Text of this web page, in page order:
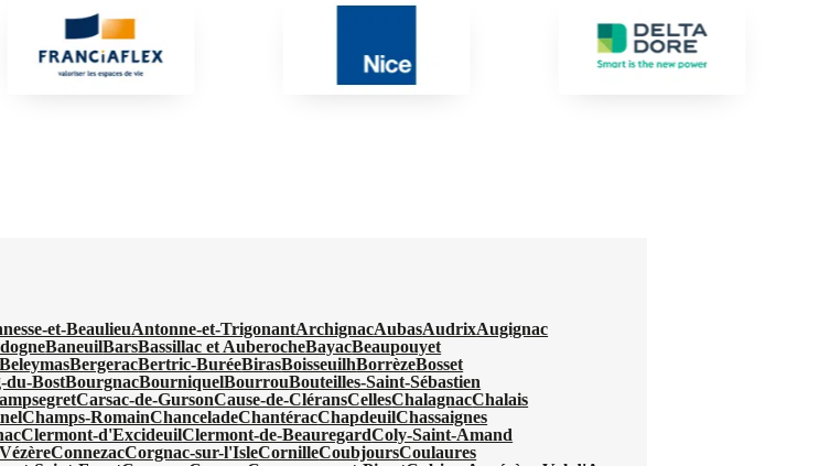
et-BeaulieuAntonne-et-TrigonantArchignacAubasAudrixAugignac
BaneuilBarsBassillac et AuberocheBayacBeaupouyet
BeleymasBergeracBertric-BuréeBirasBoisseuilhBorrèzeBosset
du-BostBourgnacBourniquelBourrouBouteilles-Saint-Sébastien
Carsac-de-GursonCause-de-CléransCellesChalagnacChalais
Champs-RomainChanceladeChantéracChapdeuilChassaignes
Clermont-d'ExcideuilClermont-de-BeauregardColy-Saint-Amand
ConnezacCorgnac-sur-l'IsleCornilleCoubjoursCoulaures